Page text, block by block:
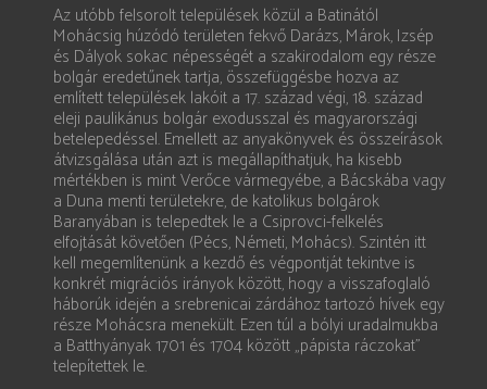
Az utóbb felsorolt települések közül a Batinától
Mohácsig húzódó területen fekvő Darázs, Márok, Izsép
és Dályok sokac népességét a szakirodalom egy része
bolgár eredetűnek tartja, összefüggésbe hozva az
említett települések lakóit a 17. század végi, 18. század
eleji paulikánus bolgár exodusszal és magyarországi
betelepedéssel. Emellett az anyakönyvek és összeírások
átvizsgálása után azt is megállapíthatjuk, ha kisebb
mértékben is mint Verőce vármegyébe, a Bácskába vagy
a Duna menti területekre, de katolikus bolgárok
Baranyában is telepedtek le a Csiprovci-felkelés
elfojtását követően (Pécs, Németi, Mohács). Szintén itt
kell megemlítenünk a kezdő és végpontját tekintve is
konkrét migrációs irányok között, hogy a visszafoglaló
háborúk idején a srebrenicai zárdához tartozó hívek egy
része Mohácsra menekült. Ezen túl a bólyi uradalmukba
a Batthyányak 1701 és 1704 között „pápista ráczokat”
telepítettek le.